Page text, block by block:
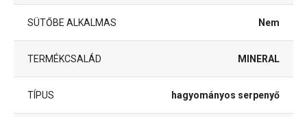
SÜTŐBE ALKALMAS Nem
TERMÉKCSALÁD MINERAL
TÍPUS hagyományos serpenyő